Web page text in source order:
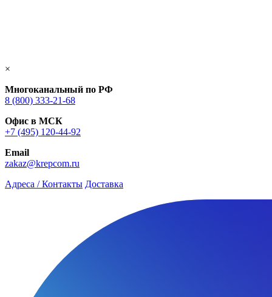
×
Многоканальный по РФ
8 (800) 333‑21-68
Офис в МСК
+7 (495) 120-44-92
Email
zakaz@krepcom.ru
Адреса / Контакты Доставка